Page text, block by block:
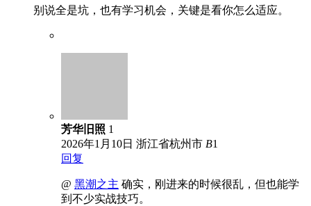
别说全是坑，也有学习机会，关键是看你怎么适应。
芳华旧照 1
2026年1月10日 浙江省杭州市 B1
回复
@ 黑潮之主 确实，刚进来的时候很乱，但也能学
到不少实战技巧。